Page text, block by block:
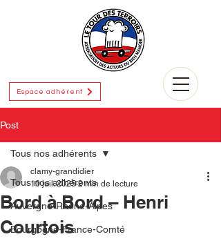
Espace adhérent
Post
Tous nos adhérents
Auvergne-Rhône-Alpes
Bourgogne-France-Comté
Tous nos adhérents
Bord à Bord – Henri
Courtois
clamy-grandidier
10 juil. 2025 2 min de lecture